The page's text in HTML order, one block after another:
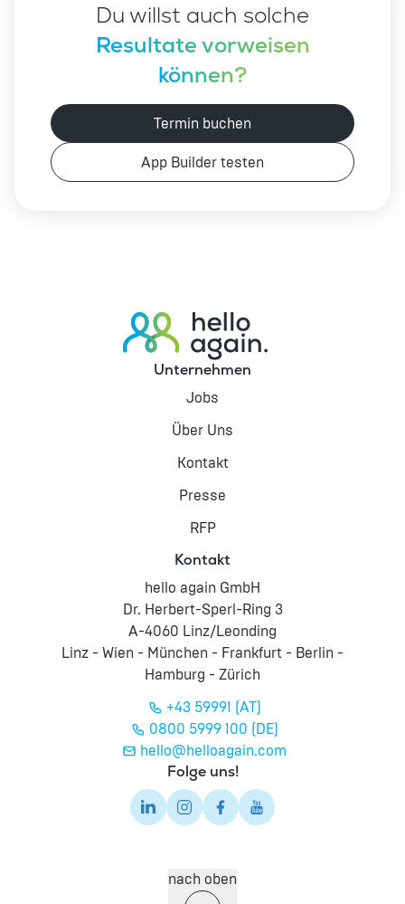
Du willst auch solche
Resultate vorweisen
können?
Termin buchen
App Builder testen
Unternehmen
Jobs
Über Uns
Kontakt
Presse
RFP
Kontakt
hello again GmbH
Dr. Herbert-Sperl-Ring 3
A-4060 Linz/Leonding
Linz - Wien - München - Frankfurt - Berlin -
Hamburg - Zürich
+43 59991 (AT)
0800 5999 100 (DE)
hello@helloagain.com
Folge uns!
nach oben